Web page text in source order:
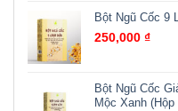
Bột Ngũ Cốc 9
250,000 ₫
Bột Ngũ Cốc
Mộc Xanh (Hộp